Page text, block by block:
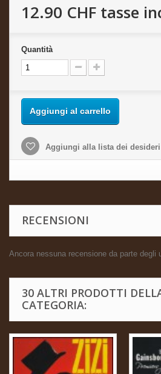
12.90 CHF tasse
Quantità
Aggiungi al carrello
Aggiungi alla lista dei desideri
RECENSIONI
Ancora nessuna recensione da parte degli
30 ALTRI PRODOTTI
CATEGORIA: